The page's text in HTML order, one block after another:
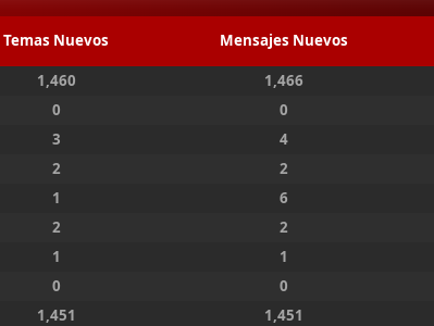
Temas Nuevos Mensajes Nuevos
1,460 1,466
0 0
3 4
2 2
1 6
2 2
1 1
0 0
1,451 1,451